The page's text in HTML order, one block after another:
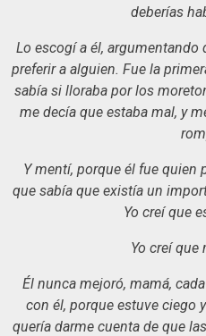
deberías
Lo escogí a él,
preferir a alguien. Fue la
sabía si lloraba por los
me decía que estaba mal, y
Y mentí, porque él fue quien
que sabía que existía un
Yo creí que
Yo creí que
Él nunca mejoró, mamá,
con él, porque estuve ciego
quería darme cuenta de que